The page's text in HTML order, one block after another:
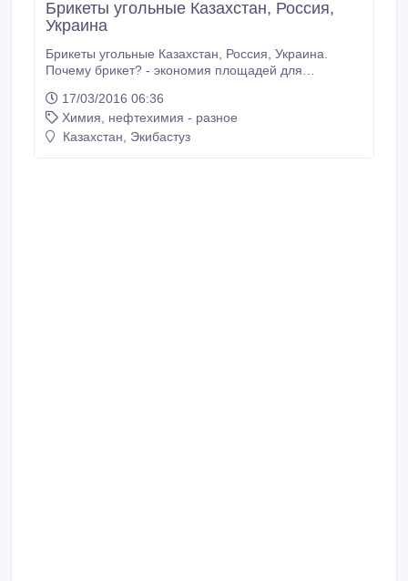
Брикеты угольные Казахстан, Россия,
Украина
Брикеты угольные Казахстан, Россия, Украина.
Почему брикет? - экономия площадей для
сгорание; - удобство использования; -
прогрессивный метод снижения себестоимости
Вашего производства; - стабильность
17/03/2016 06:36
Химия, нефтехимия - разное
Казахстан, Экибастуз